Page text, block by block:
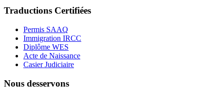
Traductions Certifiées
Permis SAAQ
Immigration IRCC
Diplôme WES
Acte de Naissance
Casier Judiciaire
Nous desservons